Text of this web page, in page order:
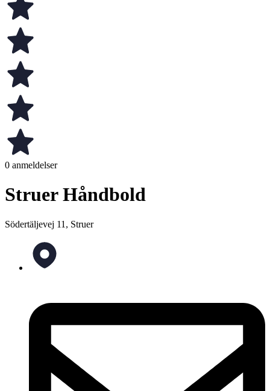
0 anmeldelser
Struer Håndbold
Södertäljevej 11, Struer